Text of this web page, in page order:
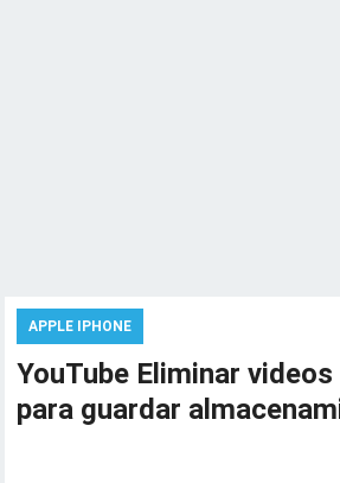
APPLE IPHONE
YouTube Eliminar
para guardar